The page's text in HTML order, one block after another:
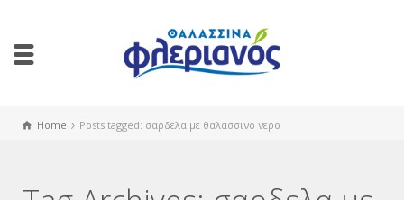
Home Posts tagged: σαρδελα με θαλασσινο νερο